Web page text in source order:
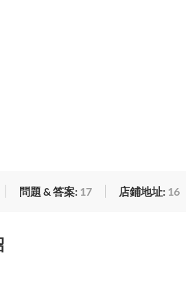
問題 & 答案: 17 店鋪地址: 16